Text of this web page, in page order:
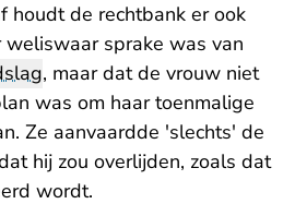
houdt de rechtbank er ook
sprake was van
, maar dat de vrouw niet
was om haar toenmalige
Ze aanvaardde 'slechts' de
hij zou overlijden, zoals dat
wordt.